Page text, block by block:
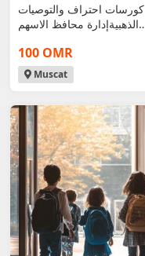
كورسات احتراف والتوصيات
الذهبيةإدارة محافظ الاسهم
100 OMR
Muscat